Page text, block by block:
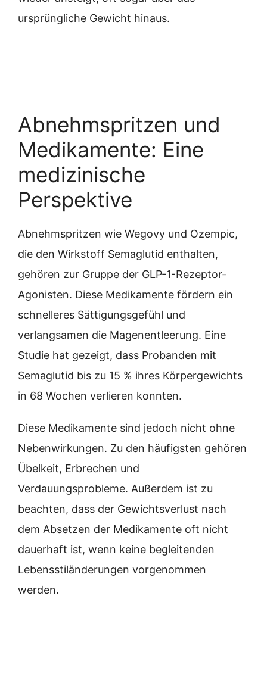
ursprüngliche Gewicht hinaus.
Abnehmspritzen und
Medikamente: Eine
medizinische
Perspektive
Abnehmspritzen wie Wegovy und Ozempic,
die den Wirkstoff Semaglutid enthalten,
gehören zur Gruppe der GLP-1-Rezeptor-
Agonisten. Diese Medikamente fördern ein
schnelleres Sättigungsgefühl und
verlangsamen die Magenentleerung. Eine
Studie hat gezeigt, dass Probanden mit
Semaglutid bis zu 15 % ihres Körpergewichts
in 68 Wochen verlieren konnten.
Diese Medikamente sind jedoch nicht ohne
Nebenwirkungen. Zu den häufigsten gehören
Übelkeit, Erbrechen und
Verdauungsprobleme. Außerdem ist zu
beachten, dass der Gewichtsverlust nach
dem Absetzen der Medikamente oft nicht
dauerhaft ist, wenn keine begleitenden
Lebensstiländerungen vorgenommen
werden.